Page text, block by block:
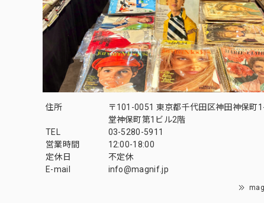
住所
〒101-0051 東京都千代田区神田神保町
堂神保町第1ビル2階
TEL
03-5280-5911
営業時間
12:00-18:00
定休日
不定休
E-mail
info@magnif.jp